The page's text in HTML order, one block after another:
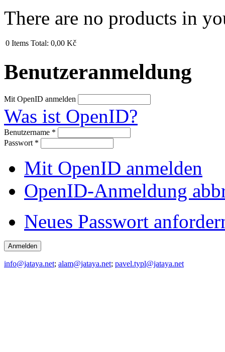
There are no products in
0 Items Total: 0,00 Kč
Benutzeranmeldung
Mit OpenID anmelden
Was ist OpenID?
Benutzername *
Passwort *
Mit OpenID anmelden
OpenID-Anmeldung
Neues Passwort
info@jataya.net; alam@jataya.net; pavel.typl@jataya.net